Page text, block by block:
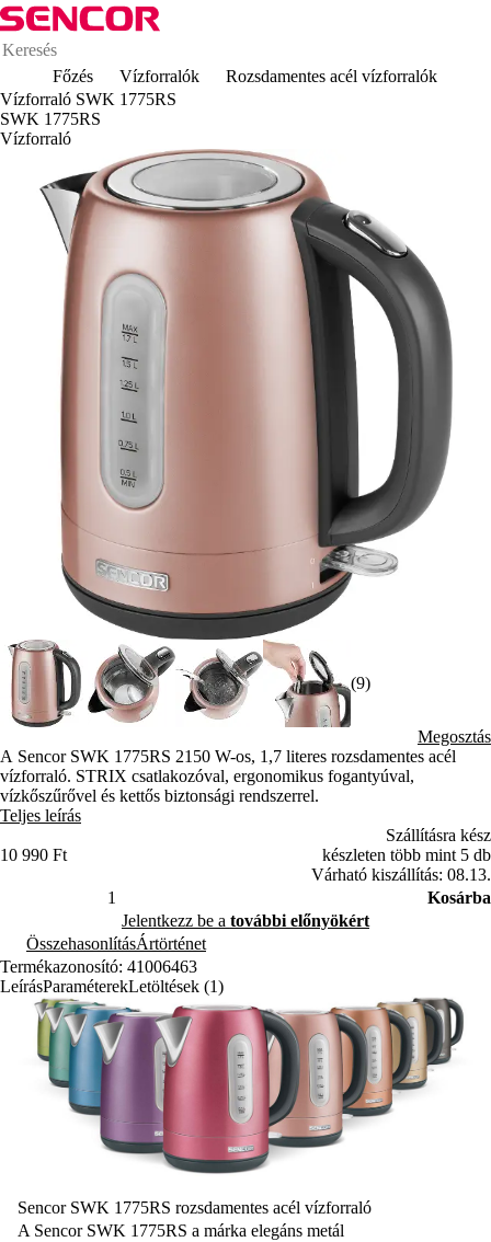
Főzés Vízforralók
Rozsdamentes acél vízforralók
Vízforraló SWK 1775RS
SWK 1775RS
Vízforraló
(9)
Megosztás
A Sencor SWK 1775RS 2150 W-os, 1,7 literes rozsdamentes acél
vízforraló. STRIX csatlakozóval, ergonomikus fogantyúval,
vízkőszűrővel és kettős biztonsági rendszerrel.
Teljes leírás
10 990 Ft
Szállításra kész
készleten több mint 5 db
Várható kiszállítás: 08.13.
Kosárba
Jelentkezz be a további előnyökért
ÖsszehasonlításÁrtörténet
Termékazonosító: 41006463
LeírásParaméterekLetöltések (1)
Sencor SWK 1775RS rozsdamentes acél vízforraló
A Sencor SWK 1775RS a márka elegáns metál